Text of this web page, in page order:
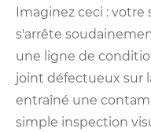
Imaginez ceci :
s'arrête
une ligne de
joint défectueux sur
entraîné une
simple inspection